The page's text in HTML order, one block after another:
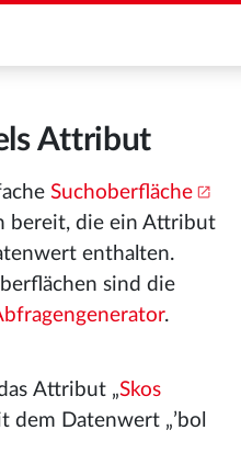
Attribut
Suchoberfläche
bereit, die ein Attribut
enthalten.
sind die
.
Attribut „Skos
dem Datenwert „ʼbol